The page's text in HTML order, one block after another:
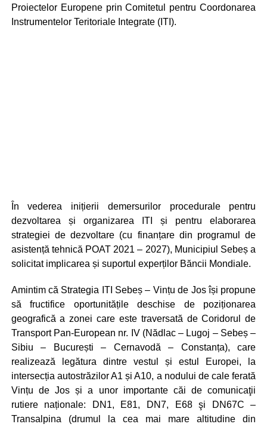
Proiectelor Europene prin Comitetul pentru Coordonarea
Instrumentelor Teritoriale Integrate (ITI).
În vederea inițierii demersurilor procedurale pentru
dezvoltarea și organizarea ITI și pentru elaborarea
strategiei de dezvoltare (cu finanțare din programul de
asistență tehnică POAT 2021 – 2027), Municipiul Sebeș a
solicitat implicarea și suportul experților Băncii Mondiale.
Amintim că Strategia ITI Sebeș – Vințu de Jos își propune
să fructifice oportunitățile deschise de poziționarea
geografică a zonei care este traversată de Coridorul de
Transport Pan-European nr. IV (Nădlac – Lugoj – Sebeș –
Sibiu – București – Cernavodă – Constanța), care
realizează legătura dintre vestul și estul Europei, la
intersecția autostrăzilor A1 și A10, a nodului de cale ferată
Vințu de Jos și a unor importante căi de comunicaţii
rutiere naționale: DN1, E81, DN7, E68 şi DN67C –
Transalpina (drumul la cea mai mare altitudine din